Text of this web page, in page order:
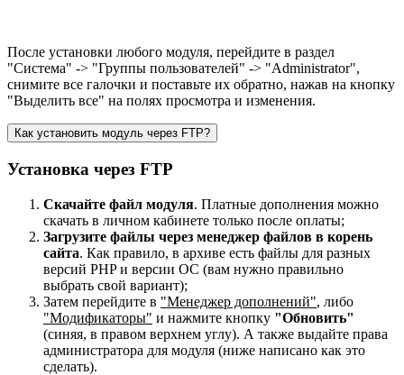
После установки любого модуля, перейдите в раздел
"Система" -> "Группы пользователей" -> "Administrator",
снимите все галочки и поставьте их обратно, нажав на кнопку
"Выделить все" на полях просмотра и изменения.
Как установить модуль через FTP?
Установка через FTP
Скачайте файл модуля. Платные дополнения можно
скачать в личном кабинете только после оплаты;
Загрузите файлы через менеджер файлов в корень
сайта. Как правило, в архиве есть файлы для разных
версий PHP и версии OC (вам нужно правильно
выбрать свой вариант);
Затем перейдите в "Менеджер дополнений", либо
"Модификаторы" и нажмите кнопку "Обновить"
(синяя, в правом верхнем углу). А также выдайте права
администратора для модуля (ниже написано как это
сделать).